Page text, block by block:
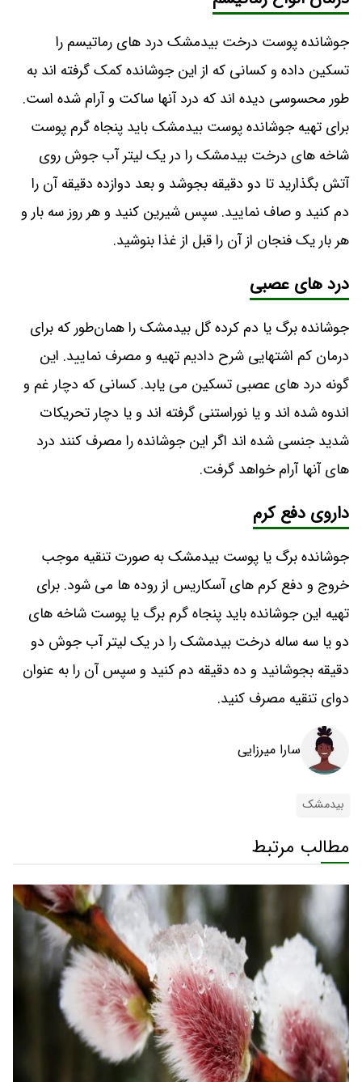
جوشانده پوست درخت بیدمشک درد های رماتیسم را
تسکین داده و کسانی که از این جوشانده کمک گرفته‌ اند به
طور محسوسی دیده‌ اند که درد آنها ساکت و آرام شده است.
برای تهیه جوشانده پوست بیدمشک باید پنجاه گرم پوست
شاخه‌ های درخت بیدمشک را در یک لیتر آب جوش روی
آتش بگذارید تا دو دقیقه بجوشد و بعد دوازده دقیقه آن را
دم کنید و صاف نمایید. سپس شیرین کنید و هر روز سه بار و
هر بار یک فنجان از آن را قبل از غذا بنوشید.
درد های عصبی
جوشانده برگ یا دم کرده گل بیدمشک را همان‌طور که برای
درمان کم اشتهایی شرح دادیم تهیه و مصرف نمایید. این
گونه درد های عصبی تسکین می‌ یابد. کسانی که دچار غم و
اندوه شده‌ اند و یا نوراستنی گرفته‌ اند و یا دچار تحریکات
شدید جنسی شده‌ اند اگر این جوشانده را مصرف کنند درد
های آنها آرام خواهد گرفت.
داروی دفع کرم
جوشانده برگ یا پوست بیدمشک به صورت تنقیه موجب
خروج و دفع کرم‌ های آسکاریس از روده‌ ها می‌ شود. برای
تهیه این جوشانده باید پنجاه گرم برگ یا پوست شاخه‌ های
دو یا سه ساله درخت بیدمشک را در یک لیتر آب جوش دو
دقیقه بجوشانید و ده دقیقه دم کنید و سپس آن را به عنوان
دوای تنقیه مصرف کنید.
سارا میرزایی
بیدمشک
مطالب مرتبط